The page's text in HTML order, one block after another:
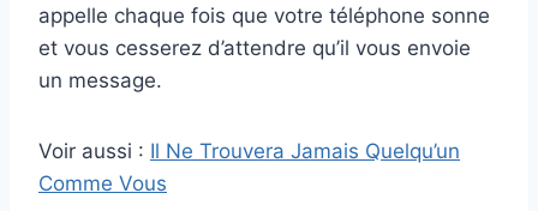
appelle chaque fois que votre téléphone sonne
et vous cesserez d’attendre qu’il vous envoie
un message.
Voir aussi : Il Ne Trouvera Jamais Quelqu’un
Comme Vous